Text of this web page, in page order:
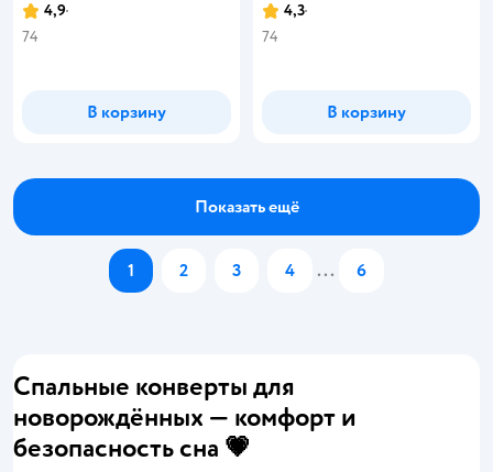
Рейтинг:
4,9
74
В корзину
Рейтинг:
4,3
74
В корзину
Показать ещё
1 2 3 4 ... 6
Спальные конверты для
новорождённых — комфорт и
безопасность сна 💗